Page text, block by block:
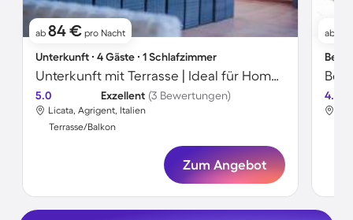
ab 84 € pro Nacht
Unterkunft ∙ 4 Gäste ∙ 1 Schlafzimmer
Unterkunft mit Terrasse | Ideal für Homeoffice
5.0 Exzellent (3 Bewertungen)
Licata, Agrigent, Italien
Terrasse/Balkon
Zum Angebot
ab
Bed
4.0